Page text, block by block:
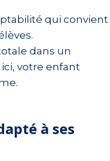
qui convient
dans un
votre enfant
à ses